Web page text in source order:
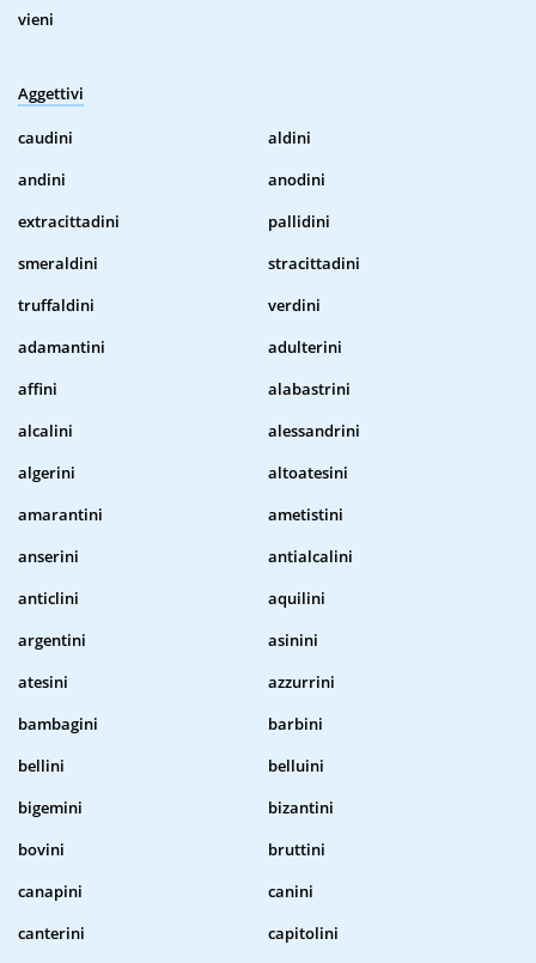
vieni
Aggettivi
caudini
aldini
andini
anodini
extracittadini
pallidini
smeraldini
stracittadini
truffaldini
verdini
adamantini
adulterini
affini
alabastrini
alcalini
alessandrini
algerini
altoatesini
amarantini
ametistini
anserini
antialcalini
anticlini
aquilini
argentini
asinini
atesini
azzurrini
bambagini
barbini
bellini
belluini
bigemini
bizantini
bovini
bruttini
canapini
canini
canterini
capitolini